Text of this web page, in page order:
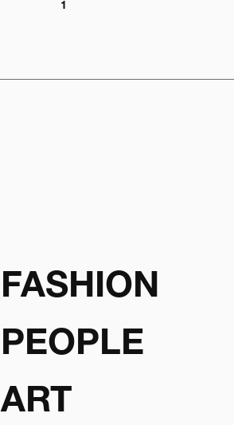
1
FASHION
PEOPLE
ART